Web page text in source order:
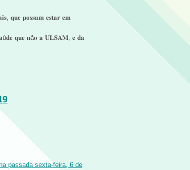
𝐪𝐮𝐞 𝐩𝐨𝐬𝐬𝐚𝐦 𝐞𝐬𝐭𝐚𝐫 𝐞𝐦
𝐬𝐚ú𝐝𝐞 𝐪𝐮𝐞 𝐧ã𝐨 𝐚 𝐔𝐋𝐒𝐀𝐌, 𝐞 𝐝𝐚
passada sexta-feira, 6 de